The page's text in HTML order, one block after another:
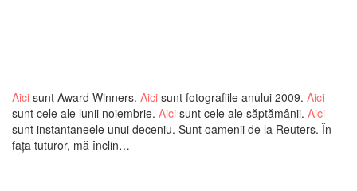
Aici sunt Award Winners. Aici sunt fotografiile anului 2009. Aici
sunt cele ale lunii noiembrie. Aici sunt cele ale săptămânii. Aici
sunt instantaneele unui deceniu. Sunt oamenii de la Reuters. În
faţa tuturor, mă înclin…